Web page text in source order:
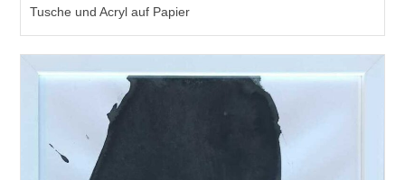
Tusche und Acryl auf Papier